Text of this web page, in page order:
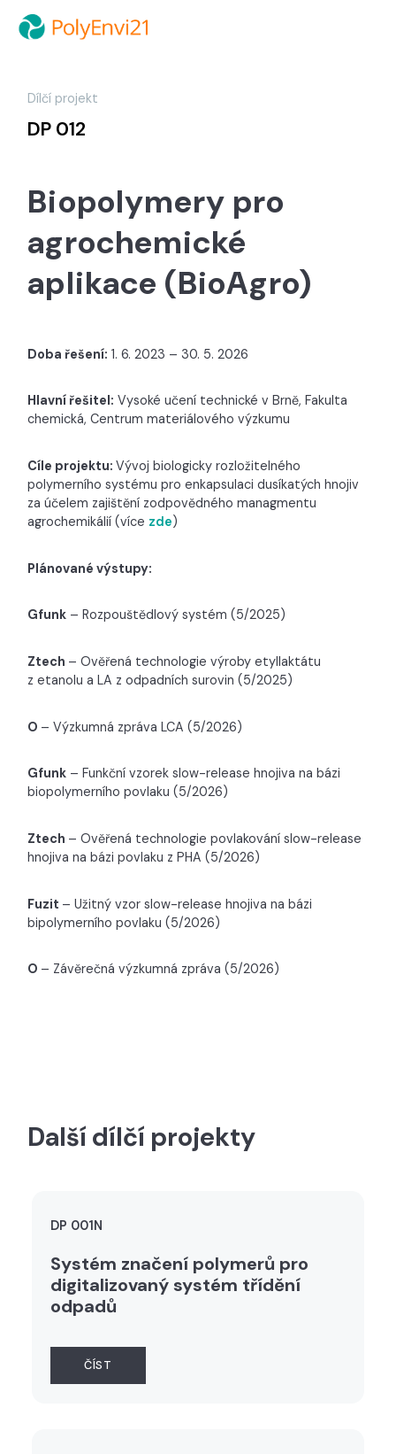
Dílčí projekt
DP 012
Biopolymery pro
agrochemické
aplikace (BioAgro)
Doba řešení: 1. 6. 2023 – 30. 5. 2026
Hlavní řešitel: Vysoké učení technické v Brně, Fakulta
chemická, Centrum materiálového výzkumu
Cíle projektu:Vývoj biologicky rozložitelného
polymerního systému pro enkapsulaci dusíkatých hnojiv
za účelem zajištění zodpovědného managmentu
agrochemikálií (více zde)
Plánované výstupy:
Gfunk – Rozpouštědlový systém (5/2025)
Ztech – Ověřená technologie výroby etyllaktátu
z etanolu a LA z odpadních surovin (5/2025)
O – Výzkumná zpráva LCA (5/2026)
Gfunk – Funkční vzorek slow-release hnojiva na bázi
biopolymerního povlaku (5/2026)
Ztech – Ověřená technologie povlakování slow-release
hnojiva na bázi povlaku z PHA (5/2026)
Fuzit – Užitný vzor slow-release hnojiva na bázi
bipolymerního povlaku (5/2026)
O – Závěrečná výzkumná zpráva (5/2026)
Další dílčí projekty
DP 001N
Systém značení polymerů pro
digitalizovaný systém třídění
odpadů
ČÍST